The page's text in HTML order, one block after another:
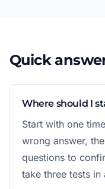
Quick
Where should I
Start with one
wrong answer,
questions to
take three tests